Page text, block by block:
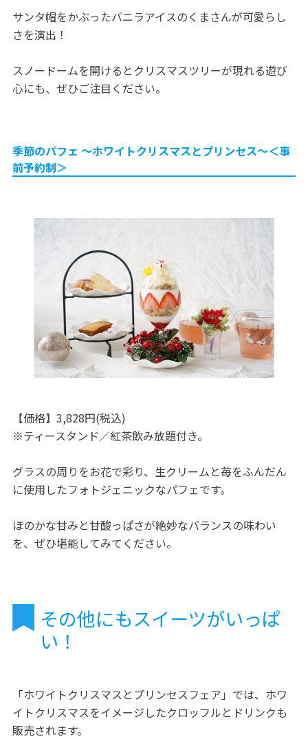
サンタ帽をかぶったバニラアイスのくまさんが可愛らし
さを演出！
スノードームを開けるとクリスマスツリーが現れる遊び
心にも、ぜひご注目ください。
季節のパフェ ～ホワイトクリスマスとプリンセス～＜事
前予約制＞
【価格】3,828円(税込)
※ティースタンド／紅茶飲み放題付き。
グラスの周りをお花で彩り、生クリームと苺をふんだん
に使用したフォトジェニックなパフェです。
ほのかな甘みと甘酸っぱさが絶妙なバランスの味わい
を、ぜひ堪能してみてください。
その他にもスイーツがいっぱ
い！
「ホワイトクリスマスとプリンセスフェア」では、ホワ
イトクリスマスをイメージしたクロッフルとドリンクも
販売されます。